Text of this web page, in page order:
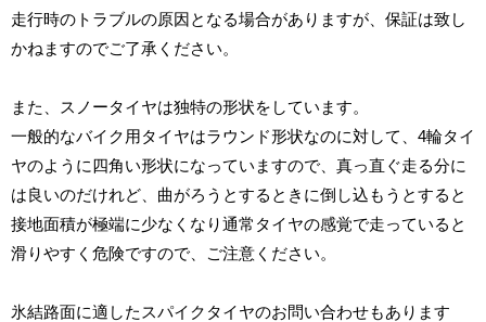
走行時のトラブルの原因となる場合がありますが、保証は致し
かねますのでご了承ください。
また、スノータイヤは独特の形状をしています。
一般的なバイク用タイヤはラウンド形状なのに対して、 4輪タイ
ヤのように四角い形状になっていますので、真っ直ぐ走る分に
は良いのだけれど、曲がろうとするときに倒し込もうとすると
接地面積が極端に少なくなり通常タイヤの感覚で走っていると
滑りやすく危険ですので、ご注意ください。
氷結路面に適したスパイクタイヤのお問い合わせもあります